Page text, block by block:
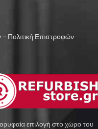
Πολιτική Επιστροφών
επιλογή στο χώρο του